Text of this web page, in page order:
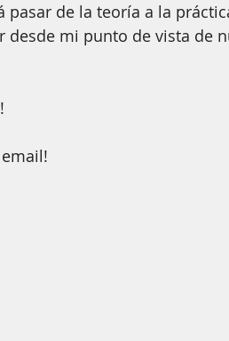
pasar de la teoría a la
desde mi punto de vista de